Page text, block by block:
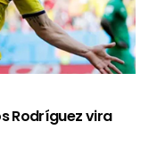
Rodríguez vira